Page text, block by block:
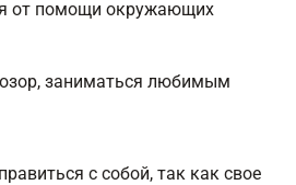
от помощи окружающих
заниматься любимым
с собой, так как свое